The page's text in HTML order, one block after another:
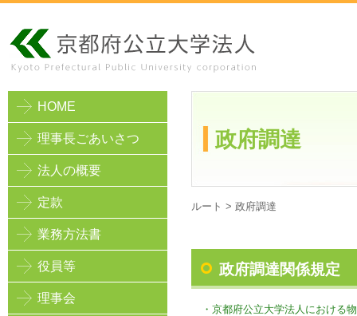
HOME
理事長ごあいさつ
法人の概要
定款
業務方法書
役員等
理事会
政府調達
ルート > 政府調達
政府調達関係規定
・京都府公立大学法人における